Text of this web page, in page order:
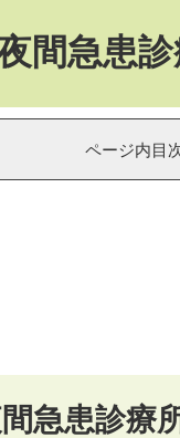
間急患
ページ内目
急患診療